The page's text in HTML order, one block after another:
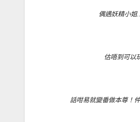
偶遇妖精小姐
估唔到可以
話咁易就變番做本尊！